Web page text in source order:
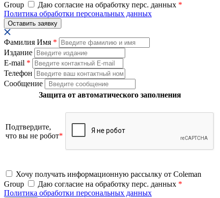
Group
Даю согласие на обработку перс. данных *
Политика обработки персональных данных
Фамилия Имя *
Издание
E-mail *
Телефон
Сообщение
Защита от автоматического заполнения
Подтвердите,
что вы не робот*
Хочу получать информационную рассылку от Coleman
Group
Даю согласие на обработку перс. данных *
Политика обработки персональных данных